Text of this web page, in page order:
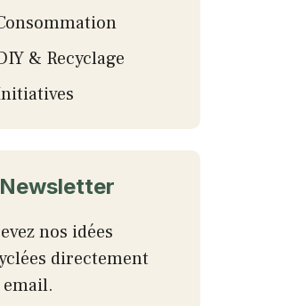
& Recyclage
nos idées
directement